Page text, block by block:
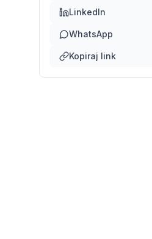
LinkedIn
WhatsApp
Kopiraj link